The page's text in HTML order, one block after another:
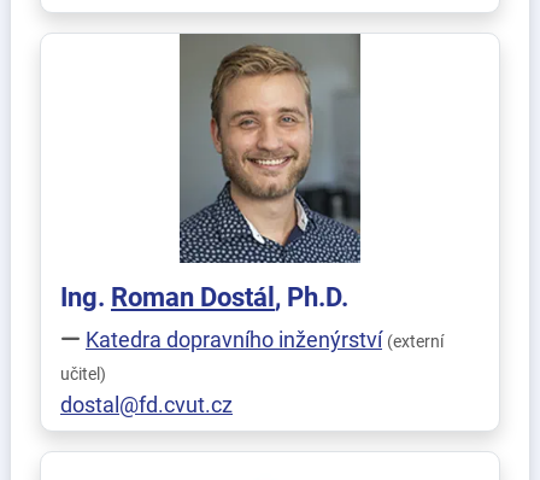
Ing. Roman Dostál , Ph.D.
Katedra dopravního inženýrství (externí
učitel)
dostal@fd.cvut.cz